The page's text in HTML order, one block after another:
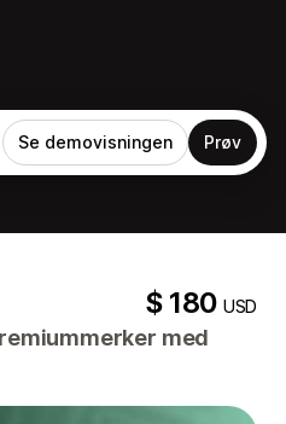
Se demovisningen Prøv
$ 180USD
med